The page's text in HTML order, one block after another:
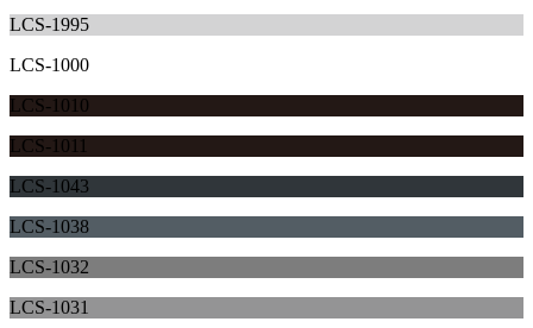
LCS-1995
LCS-1000
LCS-1010
LCS-1011
LCS-1043
LCS-1038
LCS-1032
LCS-1031